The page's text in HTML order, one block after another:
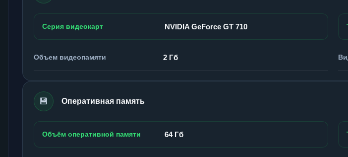
Серия видеокарт NVIDIA GeForce GT 710
Объем видеопамяти 2 Гб
💾 Оперативная память
Объём оперативной памяти 64 Гб